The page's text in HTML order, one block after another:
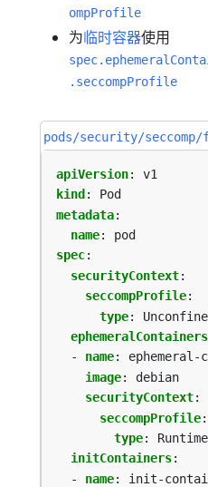
ompProfile
为临时容器使用
.seccompProfile
pods/security/
apiVersion:
v1
kind :
Pod
metadata:
name:
pod
spec:
securityContext:
seccompProfile:
type:
ephemeralContainers
- name:
image:
debian
securityContext:
seccompProfile:
type:
initContainers:
- name:
init-